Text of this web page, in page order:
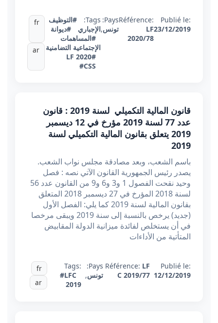
Publié le:
23/12/2019
Référence:
LF
2020/78
Pays:
تونس,
Tags:
#التوظيف
الإجباري
#ديوانة
#المساهمات
الإجتماعية التضامنية
#LF 2020
#CSS
fr
ar
قانون المالية التكميلي لسنة 2019 : قانون
عدد 77 لسنة 2019 مؤرخ في 12 ديسمبر
2019 يتعلق بقانون المالية التكميلي لسنة
2019
باسم الشعب، وبعد مصادقة مجلس نواب الشعب.
يصدر رئيس الجمهورية القانون الآتي نصه : فصل
وحيد نقحت الفصول 1 و3 و6 و9 من القانون عدد 56
لسنة 2018 المؤرخ في 27 ديسمبر 2018 المتعلق
بقانون المالية لسنة 2019 كما يلي: الفصل الأول
(جديد) يرخص بالنسبة إلى سنة 2019 ويبقى مرخصا
في أن يستخلص لفائدة ميزانية الدولة المقابيض
المتأتية من الأداءات
Publié le:
12/12/2019
Référence: LF
C 2019/77
Pays:
تونس,
Tags:
#LFC
2019
fr
ar